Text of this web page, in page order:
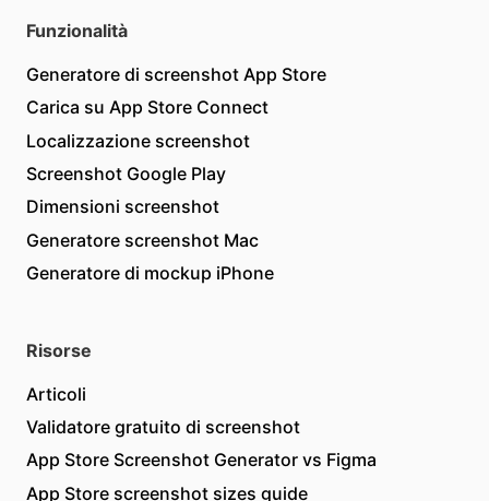
Funzionalità
Generatore di screenshot App Store
Carica su App Store Connect
Localizzazione screenshot
Screenshot Google Play
Dimensioni screenshot
Generatore screenshot Mac
Generatore di mockup iPhone
Risorse
Articoli
Validatore gratuito di screenshot
App Store Screenshot Generator vs Figma
App Store screenshot sizes guide